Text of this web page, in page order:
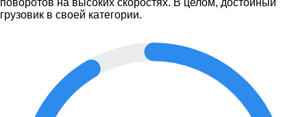
грузовик в своей категории.